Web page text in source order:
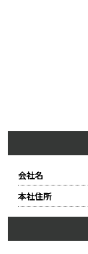
会社名
本社住所